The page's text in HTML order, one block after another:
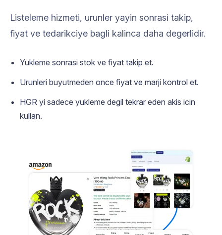
Listeleme hizmeti, urunler yayin sonrasi takip,
fiyat ve tedarikciye bagli kalinca daha degerlidir.
Yukleme sonrasi stok ve fiyat takip et.
Urunleri buyutmeden once fiyat ve marji kontrol et.
HGR yi sadece yukleme degil tekrar eden akis icin
kullan.